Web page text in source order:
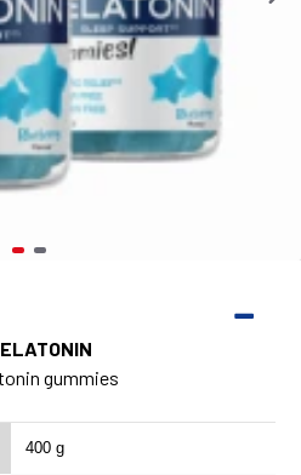
gummies
400 g